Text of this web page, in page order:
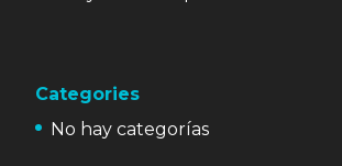
Categories
No hay categorías